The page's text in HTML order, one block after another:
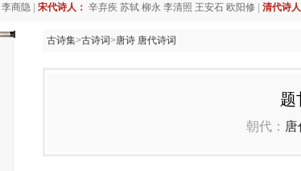
李商隐 宋代诗人： 辛弃疾 苏轼 柳永 李清照 王安石 欧阳修 清代诗人
古诗集>古诗词>唐诗 唐代诗词
题
朝代： 唐